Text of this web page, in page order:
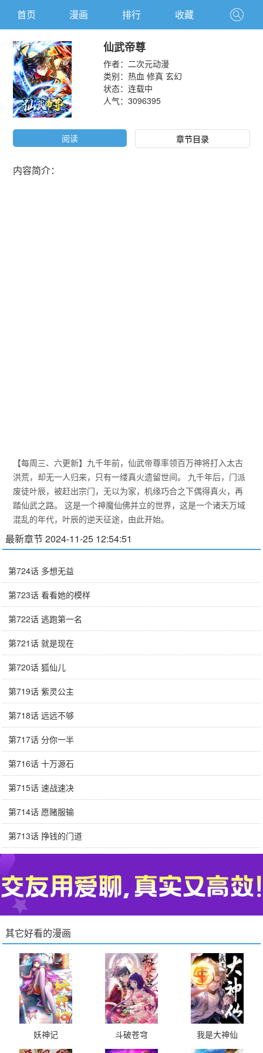
首页 漫画 排行 收藏
仙武帝尊
作者： 二次元动漫
类别： 热血 修真 玄幻
状态：连载中
人气： 3096395
阅读 章节目录
内容简介：
【每周三、六更新】九千年前，仙武帝尊率领百万神将打入太古
洪荒，却无一人归来，只有一缕真火遗留世间。 九千年后，门派
废徒叶辰，被赶出宗门，无以为家，机缘巧合之下偶得真火，再
踏仙武之路。 这是一个神魔仙佛并立的世界，这是一个诸天万域
混乱的年代，叶辰的逆天征途，由此开始。
最新章节 2024-11-25 12:54:51
第724话 多想无益
第723话 看看她的模样
第722话 逃跑第一名
第721话 就是现在
第720话 狐仙儿
第719话 紫灵公主
第718话 远远不够
第717话 分你一半
第716话 十万源石
第715话 速战速决
第714话 愿赌服输
第713话 挣钱的门道
其它好看的漫画
妖神记 斗破苍穹 我是大神仙